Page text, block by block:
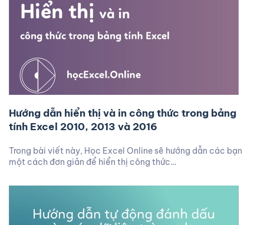
Hướng dẫn hiển thị và in công thức trong bảng
tính Excel 2010, 2013 và 2016
Trong bài viết này, Học Excel Online sẽ hướng dẫn các bạn
một cách đơn giản để hiển thị công thức…